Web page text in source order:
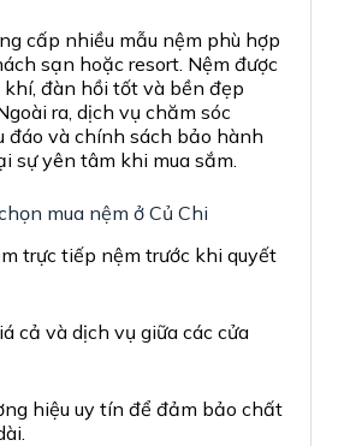
cấp nhiều mẫu nệm phù hợp
sạn hoặc resort. Nệm được
đàn hồi tốt và bền đẹp
ra, dịch vụ chăm sóc
đáo và chính sách bảo hành
sự yên tâm khi mua sắm.
mua nệm ở Củ Chi
trực tiếp nệm trước khi quyết
cả và dịch vụ giữa các cửa
hiệu uy tín để đảm bảo chất